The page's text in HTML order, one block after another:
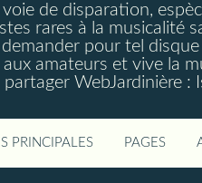
de disparation,
rares à la musicalité
pour tel
aux amateurs et vive la
partager WebJardinière :
PRINCIPALES PAGES